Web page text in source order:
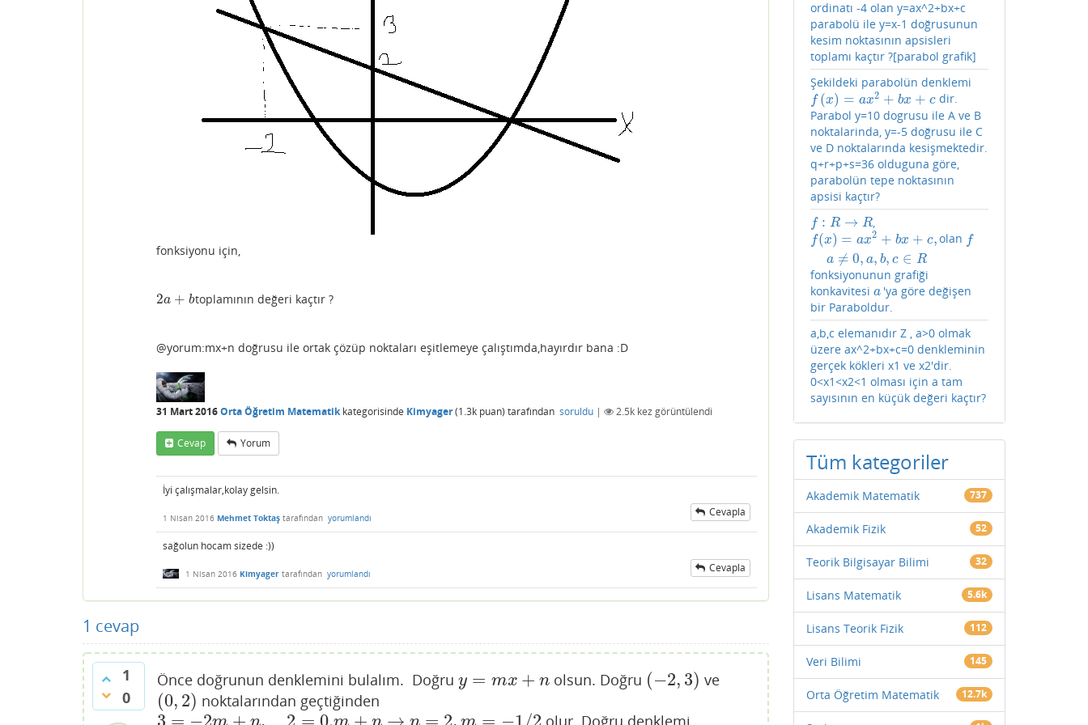
fonksiyonu için,
2a + b
2a+b toplamının değeri kaçtır ?
@yorum:mx+n doğrusu ile ortak çözüp noktaları eşitlemeye çalıştımda,hayırdır bana :D
31 Mart 2016Orta Öğretim Matematikkategorisinde Kimyager(1.3k puan) tarafından soruldu | 2.5k kez görüntülendi
Cevap Yorum
İyi çalışmalar,kolay gelsin.
1 Nisan 2016 Mehmet Toktaş tarafından yorumlandı Cevapla
sağolun hocam sizede :))
1 Nisan 2016 Kimyager tarafından yorumlandı Cevapla
1 cevap
1
0
Önce doğrunun denklemini bulalım. Doğru y = mx + n
y=m x+n olsun. Doğru (−2, 3)
(−2,3) ve
(0, 2)
(0,2 ) noktalarından geçtiğinden
ordinatı -4 olan y=ax^2+bx+c
parabolü ile y=x-1 doğrusunun
kesim noktasının apsisleri
toplamı kaçtır ?[parabol grafik]
Şekildeki parabolün denklemi
f (x) = ax2 + bx + c
f(x)=a x2+ bx+c
dir.
Parabol y=10 dogrusu ile A ve B
noktalarinda, y=-5 doğrusu ile C
ve D noktalarında kesişmektedir.
q+r+p+s=36 olduguna göre,
parabolün tepe noktasının
apsisi kaçtır?
f : R → R
f:R→R ,
f(x) = ax2 + bx + c,
a ≠ 0, a, b, c ∈ R
f(x)=a x2+bx+ c,a ≠0,a,b c∈R
olan f
f
fonksiyonunun grafiği
konkavitesi a
a'ya göre değişen
bir Paraboldur.
a,b,c elemanıdır Z , a>0 olmak
üzere ax^2+bx+c=0 denkleminin
gerçek kökleri x1 ve x2'dir.
0<x1<x2<1 olması için a tam
sayısının en küçük değeri kaçtır?
Tüm kategoriler
Akademik Matematik 737
Akademik Fizik 52
Teorik Bilgisayar Bilimi 32
Lisans Matematik 5.6k
Lisans Teorik Fizik 112
Veri Bilimi 145
Orta Öğretim Matematik 12.7k